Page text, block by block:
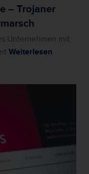
– Trojaner
Unternehmen mit
Weiterlesen